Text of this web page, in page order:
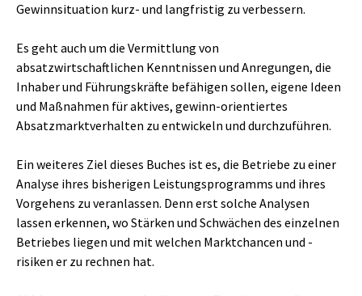
Gewinnsituation kurz- und langfristig zu verbessern.
Es geht auch um die Vermittlung von
absatzwirtschaftlichen Kenntnissen und Anregungen, die
Inhaber und Führungskräfte befähigen sollen, eigene Ideen
und Maßnahmen für aktives, gewinn-orientiertes
Absatzmarktverhalten zu entwickeln und durchzuführen.
Ein weiteres Ziel dieses Buches ist es, die Betriebe zu einer
Analyse ihres bisherigen Leistungsprogramms und ihres
Vorgehens zu veranlassen. Denn erst solche Analysen
lassen erkennen, wo Stärken und Schwächen des einzelnen
Betriebes liegen und mit welchen Marktchancen und -
risiken er zu rechnen hat.